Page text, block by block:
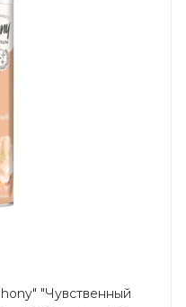
"Чувственный